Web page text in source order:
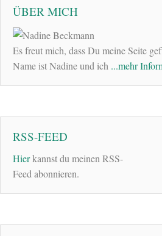
ÜBER MICH
Es freut mich, dass Du meine Seite
Name ist Nadine und ich ...mehr
RSS-FEED
Hierkannst du meinen RSS-
Feed abonnieren.